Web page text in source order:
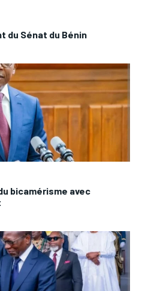
du Sénat du Bénin
bicamérisme avec